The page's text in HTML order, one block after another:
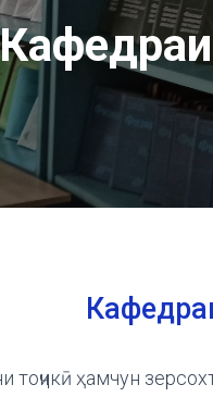
тоҷикӣ ҳамчун